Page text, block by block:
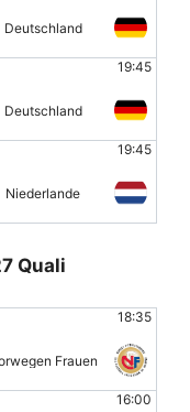
Deutschland
19:45
Deutschland
19:45
Niederlande
Quali
18:35
Frauen
16:00